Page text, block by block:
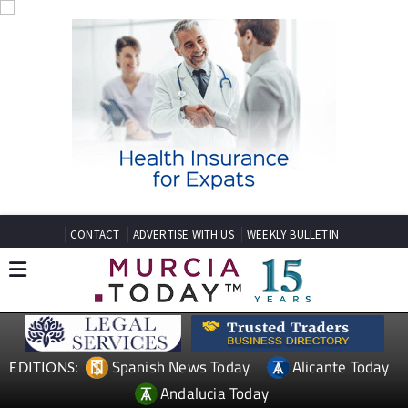
CONTACT ADVERTISE WITH US WEEKLY BULLETIN
EDITIONS: Spanish News Today
Alicante Today
Andalucia Today